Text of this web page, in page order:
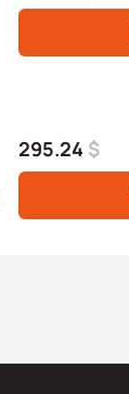
295.24 $